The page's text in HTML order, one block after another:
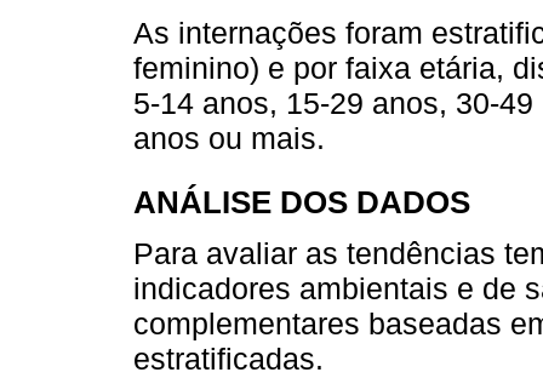
As internações foram
feminino) e por faixa etária,
5-14 anos, 15-29 anos, 30-
anos ou mais.
ANÁLISE DOS DADOS
Para avaliar as tendências
indicadores ambientais e de
complementares baseadas
estratificadas.